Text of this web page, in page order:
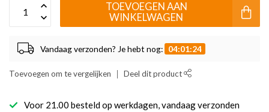
TOEVOEGEN AAN
WINKELWAGEN
Vandaag verzonden? Je hebt nog: 04:01:23
Toevoegen om te vergelijken Deel dit product
Voor 21.00 besteld op werkdagen, vandaag verzonden